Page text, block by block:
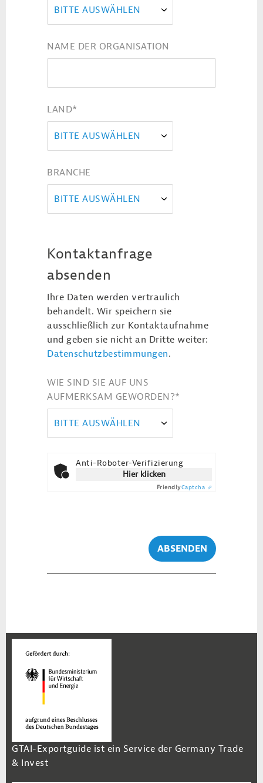
BITTE AUSWÄHLEN
NAME DER ORGANISATION
LAND*
BITTE AUSWÄHLEN
BRANCHE
BITTE AUSWÄHLEN
Kontaktanfrage
absenden
Ihre Daten werden vertraulich
behandelt. Wir speichern sie
ausschließlich zur Kontaktaufnahme
und geben sie nicht an Dritte weiter:
Datenschutzbestimmungen.
WIE SIND SIE AUF UNS
AUFMERKSAM GEWORDEN?*
BITTE AUSWÄHLEN
Anti-Roboter-Verifizierung
Hier klicken
FriendlyCaptcha ⇗
ABSENDEN
GTAI-Exportguide ist ein Service der Germany Trade
& Invest